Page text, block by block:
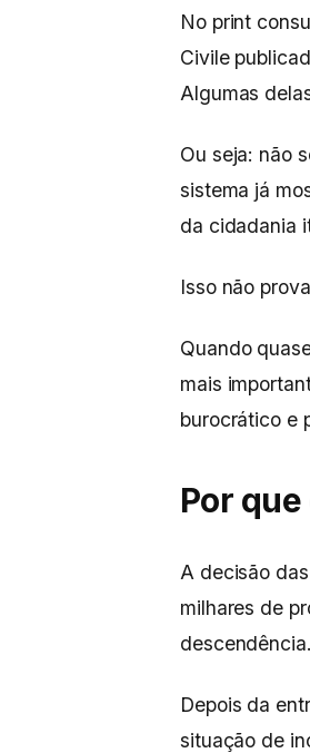
No print
Civile
Algumas
Ou seja: não
sistema já
da cidadania
Isso não
Quando
mais
burocrático e
Por
A decisão das
milhares de
descendência.
Depois da
situação de